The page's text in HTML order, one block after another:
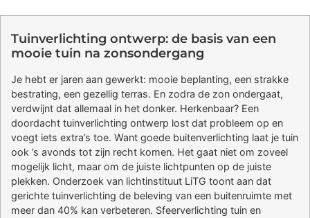
Tuinverlichting ontwerp: de basis van een
mooie tuin na zonsondergang
Je hebt er jaren aan gewerkt: mooie beplanting, een strakke
bestrating, een gezellig terras. En zodra de zon ondergaat,
verdwijnt dat allemaal in het donker. Herkenbaar? Een
doordacht tuinverlichting ontwerp lost dat probleem op en
voegt iets extra’s toe. Want goede buitenverlichting laat je tuin
ook ’s avonds tot zijn recht komen. Het gaat niet om zoveel
mogelijk licht, maar om de juiste lichtpunten op de juiste
plekken. Onderzoek van lichtinstituut LiTG toont aan dat
gerichte tuinverlichting de beleving van een buitenruimte met
meer dan 40% kan verbeteren. Sfeerverlichting tuin en